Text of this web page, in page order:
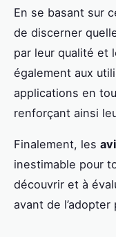
En se basant sur
de discerner
par leur qualité et
également aux
applications en
renforçant ainsi
Finalement, les
inestimable pour
découvrir et à
avant de